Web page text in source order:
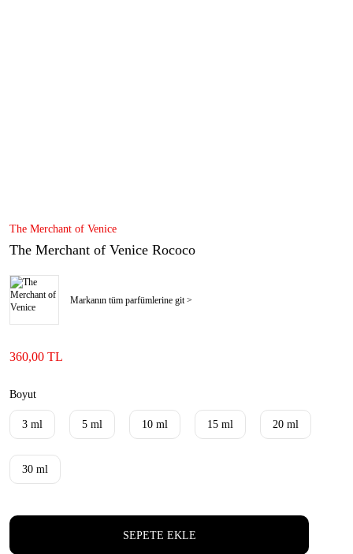
The Merchant of Venice
The Merchant of Venice Rococo
Markanın tüm parfümlerine git >
360,00 TL
Boyut
3 ml 5 ml 10 ml 15 ml 20 ml
30 ml
SEPETE EKLE